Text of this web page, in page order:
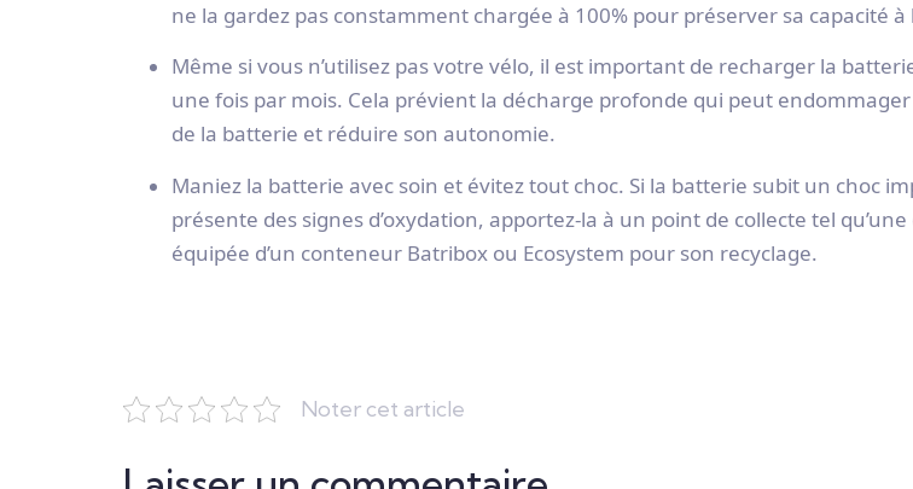
ne la gardez pas constamment chargée à 100% pour préserver sa capacité
Même si vous n’utilisez pas votre vélo, il est important de recharger la
une fois par mois. Cela prévient la décharge profonde qui peut
de la batterie et réduire son autonomie.
Maniez la batterie avec soin et évitez tout choc. Si la batterie subit un choc
présente des signes d’oxydation, apportez-la à un point de collecte tel
équipée d’un conteneur Batribox ou Ecosystem pour son recyclage.
Noter cet article